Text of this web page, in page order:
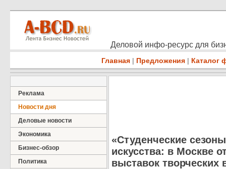
Деловой инфо-ресурс для
Главная | Предложения | Каталог
Реклама
Новости дня
Деловые новости
Экономика
Бизнес-обзор
Политика
«Студенческие
искусства: в Москве
выставок творческих